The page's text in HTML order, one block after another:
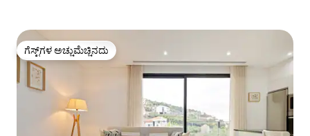
ಗೆಸ್ಟ್‌ಗಳ ಅಚ್ಚುಮೆಚ್ಚಿನದು
ಗೆಸ್ಟ್‌ಗಳ ಅಚ್ಚುಮೆಚ್ಚಿನದು